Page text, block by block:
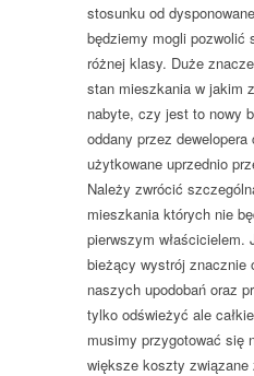
stosunku od
będziemy mogli pozwolić
różnej klasy. Duże
stan mieszkania w jakim
nabyte, czy jest to nowy
oddany przez
użytkowane uprzednio
Należy zwrócić
mieszkania których nie
pierwszym właścicielem.
bieżący wystrój znacznie
naszych upodobań oraz
tylko odświeżyć ale
musimy przygotować się
większe koszty związane